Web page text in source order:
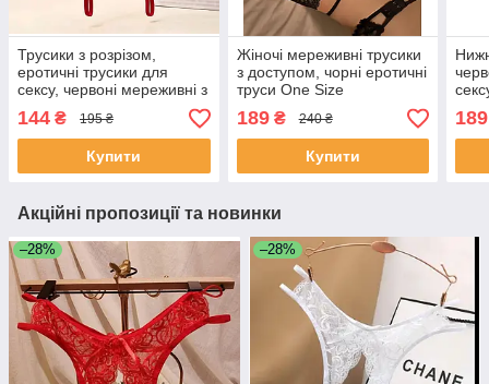
Трусики з розрізом,
еротичні трусики для
сексу, червоні мереживні з
доступом
144 ₴ 195 ₴
Купити
Жіночі мереживні трусики
з доступом, чорні еротичні
труси One Size
189₴ 240 ₴
Купити
189
Акційні пропозиції та новинки
–28% –28%